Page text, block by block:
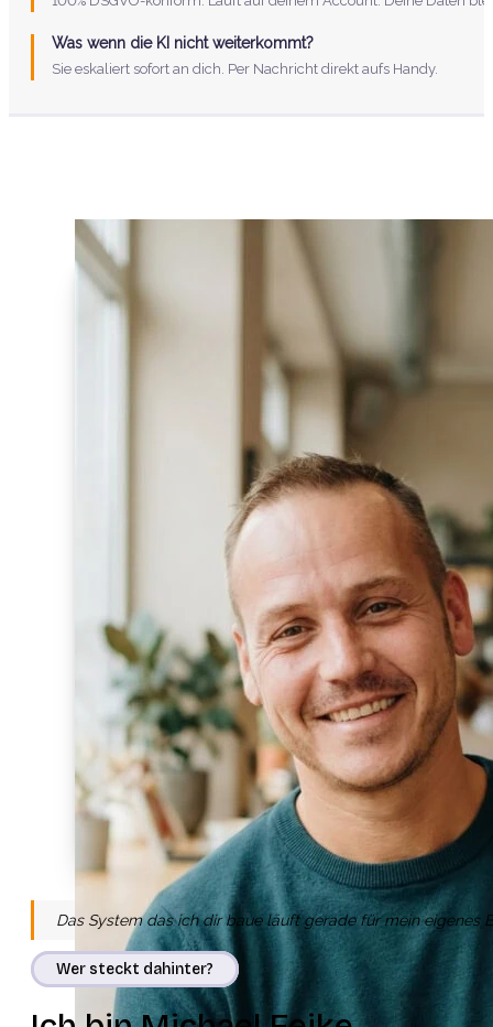
Was wenn die KI nicht weiterkommt?
Sie eskaliert sofort an dich. Per Nachricht direkt aufs Handy.
Das System das ich dir baue läuft gerade für mein eigenes
Wer steckt dahinter?